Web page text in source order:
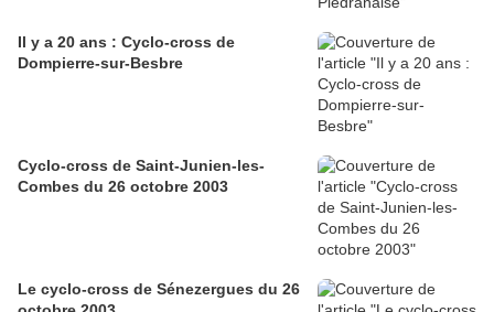
Il y a 20 ans : Cyclo-cross de
Dompierre-sur-Besbre
Cyclo-cross de Saint-Junien-les-
Combes du 26 octobre 2003
Le cyclo-cross de Sénezergues du 26